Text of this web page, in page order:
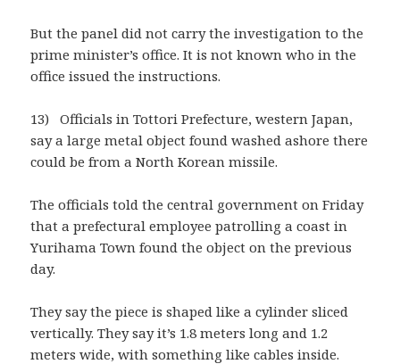
But the panel did not carry the investigation to the
prime minister’s office. It is not known who in the
office issued the instructions.
13) Officials in Tottori Prefecture, western Japan,
say a large metal object found washed ashore there
could be from a North Korean missile.
The officials told the central government on Friday
that a prefectural employee patrolling a coast in
Yurihama Town found the object on the previous
day.
They say the piece is shaped like a cylinder sliced
vertically. They say it’s 1.8 meters long and 1.2
meters wide, with something like cables inside.